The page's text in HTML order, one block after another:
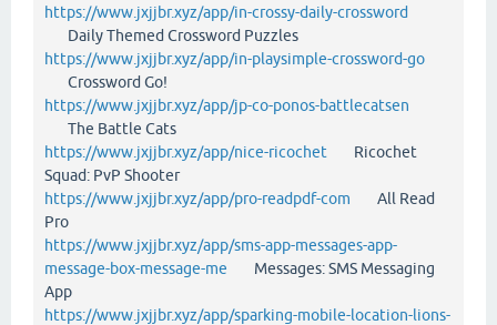
https://www.jxjjbr.xyz/app/in-crossy-daily-crossword
Daily Themed Crossword Puzzles
https://www.jxjjbr.xyz/app/in-playsimple-crossword-go
Crossword Go!
https://www.jxjjbr.xyz/app/jp-co-ponos-battlecatsen
The Battle Cats
https://www.jxjjbr.xyz/app/nice-ricochet Ricochet
Squad: PvP Shooter
https://www.jxjjbr.xyz/app/pro-readpdf-com All Read
Pro
https://www.jxjjbr.xyz/app/sms-app-messages-app-
message-box-message-me Messages: SMS Messaging
App
https://www.jxjjbr.xyz/app/sparking-mobile-location-lions-